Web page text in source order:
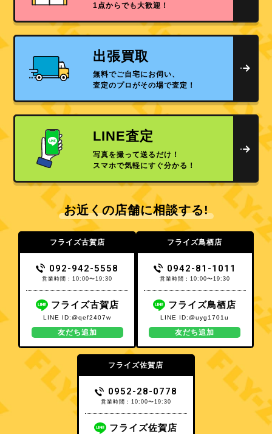
1点からでも大歓迎！
出張買取
無料でご自宅にお伺い、
査定のプロがその場で査定！
LINE査定
写真を撮って送るだけ！
スマホで気軽にすぐ分かる！
お近くの店舗に相談する!
フライズ古賀店
092-942-5558
営業時間：10:00〜19:30
フライズ古賀店
LINE ID:@qef2407w
友だち追加
フライズ鳥栖店
0942-81-1011
営業時間：10:00〜19:30
フライズ鳥栖店
LINE ID:@uyg1701u
友だち追加
フライズ佐賀店
0952-28-0778
営業時間：10:00〜19:30
フライズ佐賀店